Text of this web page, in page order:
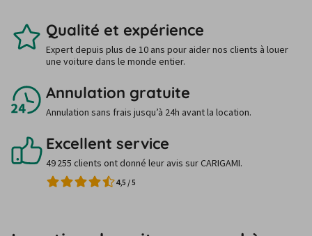
Qualité et expérience
Expert depuis plus de 10 ans pour aider nos clients à louer
une voiture dans le monde entier.
Annulation gratuite
Annulation sans frais jusqu’à 24h avant la location.
Excellent service
49 255 clients ont donné leur avis sur CARIGAMI.
4,5 /5